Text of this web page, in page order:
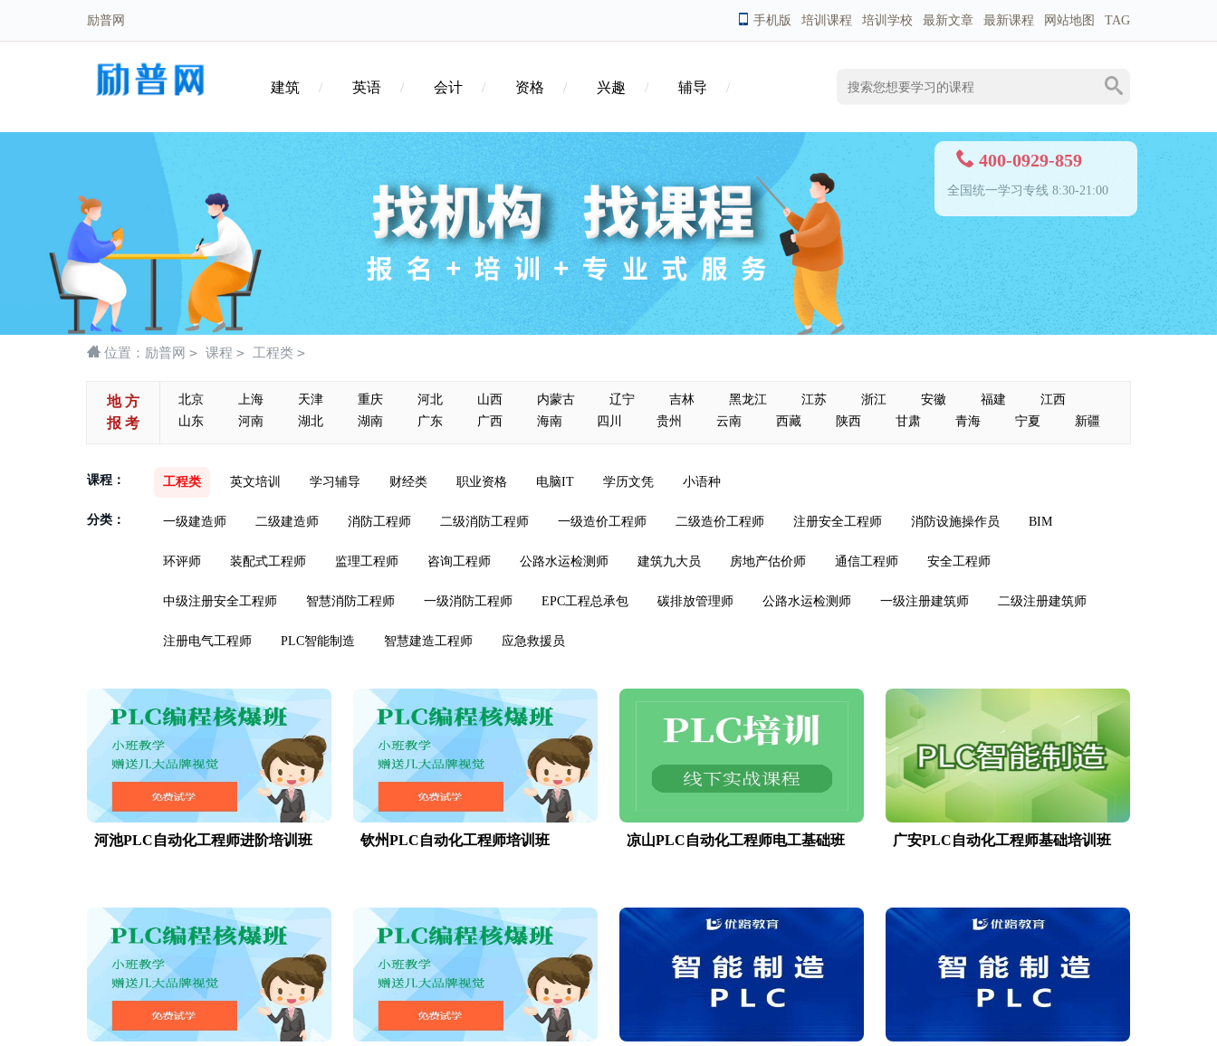
手机版 培训课程 培训学校 最新文章 最新课程 网站地图 TAG
励普网
建筑 英语 会计 资格 兴趣 辅导
400-0929-859
全国统一学习专线 8:30-21:00
位置： 励普网 > 课程 > 工程类 >
地 方
报 考
北京 上海 天津 重庆 河北 山西 内蒙古 辽宁 吉林 黑龙江 江苏 浙江 安徽 福建
江西
山东
河南 湖北 湖南 广东 广西 海南 四川 贵州 云南 西藏 陕西 甘肃 青海 宁夏 新疆
课程： 工程类 英文培训 学习辅导 财经类 职业资格 电脑IT 学历文凭 小语种
分类： 一级建造师 二级建造师 消防工程师 二级消防工程师 一级造价工程师 二级造价工程师 注册安全工程师 消防设施操作员 BIM
环评师 装配式工程师 监理工程师 咨询工程师 公路水运检测师 建筑九大员 房地产估价师 通信工程师 安全工程师
中级注册安全工程师 智慧消防工程师 一级消防工程师 EPC工程总承包 碳排放管理师 公路水运检测师 一级注册建筑师 二级注册建筑师
注册电气工程师 PLC智能制造 智慧建造工程师 应急救援员
河池PLC自动化工程师进阶培训班 钦州PLC自动化工程师培训班 凉山PLC自动化工程师电工基础班 广安PLC自动化工程师基础培训班